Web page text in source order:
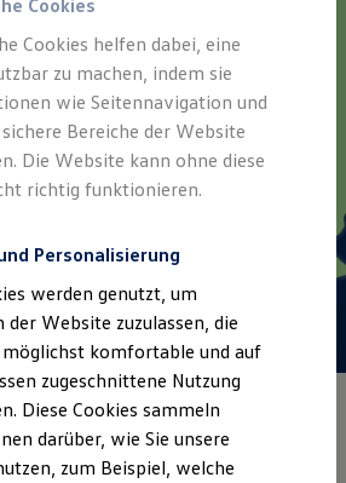
und Einarbeitung
So geht's
- was nun?
oder AC
Hilfe
Studenten
Auslandspraktikum
Cookies
Cookies helfen dabei, eine
zu machen, indem sie
wie Seitennavigation und
Bereiche der Website
Die Website kann ohne diese
richtig funktionieren.
Personalisierung
werden genutzt, um
der Website zuzulassen, die
komfortable und auf
zugeschnittene Nutzung
Diese Cookies sammeln
darüber, wie Sie unsere
zum Beispiel, welche